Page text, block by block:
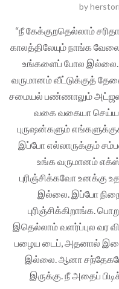
by
“நீ கேக்குறதெல்லாம்
காலத்திலேயும் நாங்க
உங்களைப் போல
வருமானம் வீட்டுக்குத்
சமையல் பண்ணாலும்
வகை வகையா
புருஷன்களும்
இப்போ எல்லாருக்கும்
உங்க வருமானம்
புரிஞ்சிக்கவோ உனக்கு
இல்லை. இப்போ
புரிஞ்சிக்கிறாங்க.
இதெல்லாம் வளர்ப்புல வர
பழைய டைப், அதனால் இதைப்
இல்லை. ஆனா
இருக்கு. நீ அதைப்